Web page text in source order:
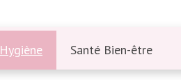
Hygiène Santé Bien-être